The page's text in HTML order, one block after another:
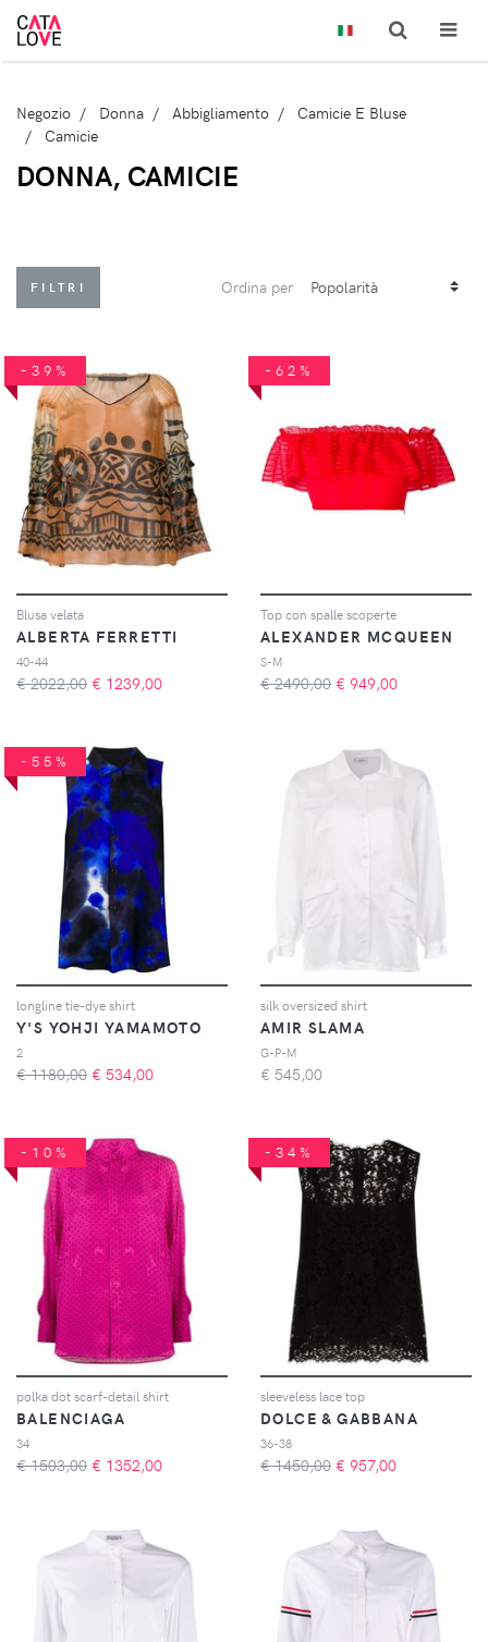
Negozio Donna Abbigliamento
Camicie E Bluse
Camicie
DONNA, CAMICIE
FILTRI Ordina per
-39%
Blusa velata
ALBERTA FERRETTI
40-44
€ 2022,00 € 1239,00
-62%
Top con spalle scoperte
ALEXANDER MCQUEEN
S-M
€ 2490,00 € 949,00
-55%
longline tie-dye shirt
Y'S YOHJI YAMAMOTO
2
€ 1180,00 € 534,00
silk oversized shirt
AMIR SLAMA
G-P-M
€ 545,00
-10%
polka dot scarf-detail shirt
BALENCIAGA
34
€ 1503,00 € 1352,00
-34%
sleeveless lace top
DOLCE & GABBANA
36-38
€ 1450,00 € 957,00